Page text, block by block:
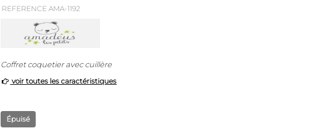
REFERENCE AMA-1192
Coffret coquetier avec cuillère
voir toutes les caractéristiques
Épuisé